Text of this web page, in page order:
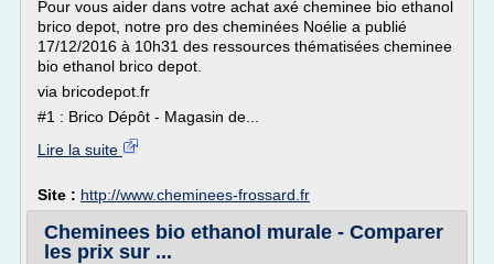
Pour vous aider dans votre achat axé cheminee bio ethanol
brico depot, notre pro des cheminées Noélie a publié
17/12/2016 à 10h31 des ressources thématisées cheminee
bio ethanol brico depot.
via bricodepot.fr
#1 : Brico Dépôt - Magasin de...
Lire la suite
Site : http://www.cheminees-frossard.fr
Cheminees bio ethanol murale - Comparer
les prix sur ...